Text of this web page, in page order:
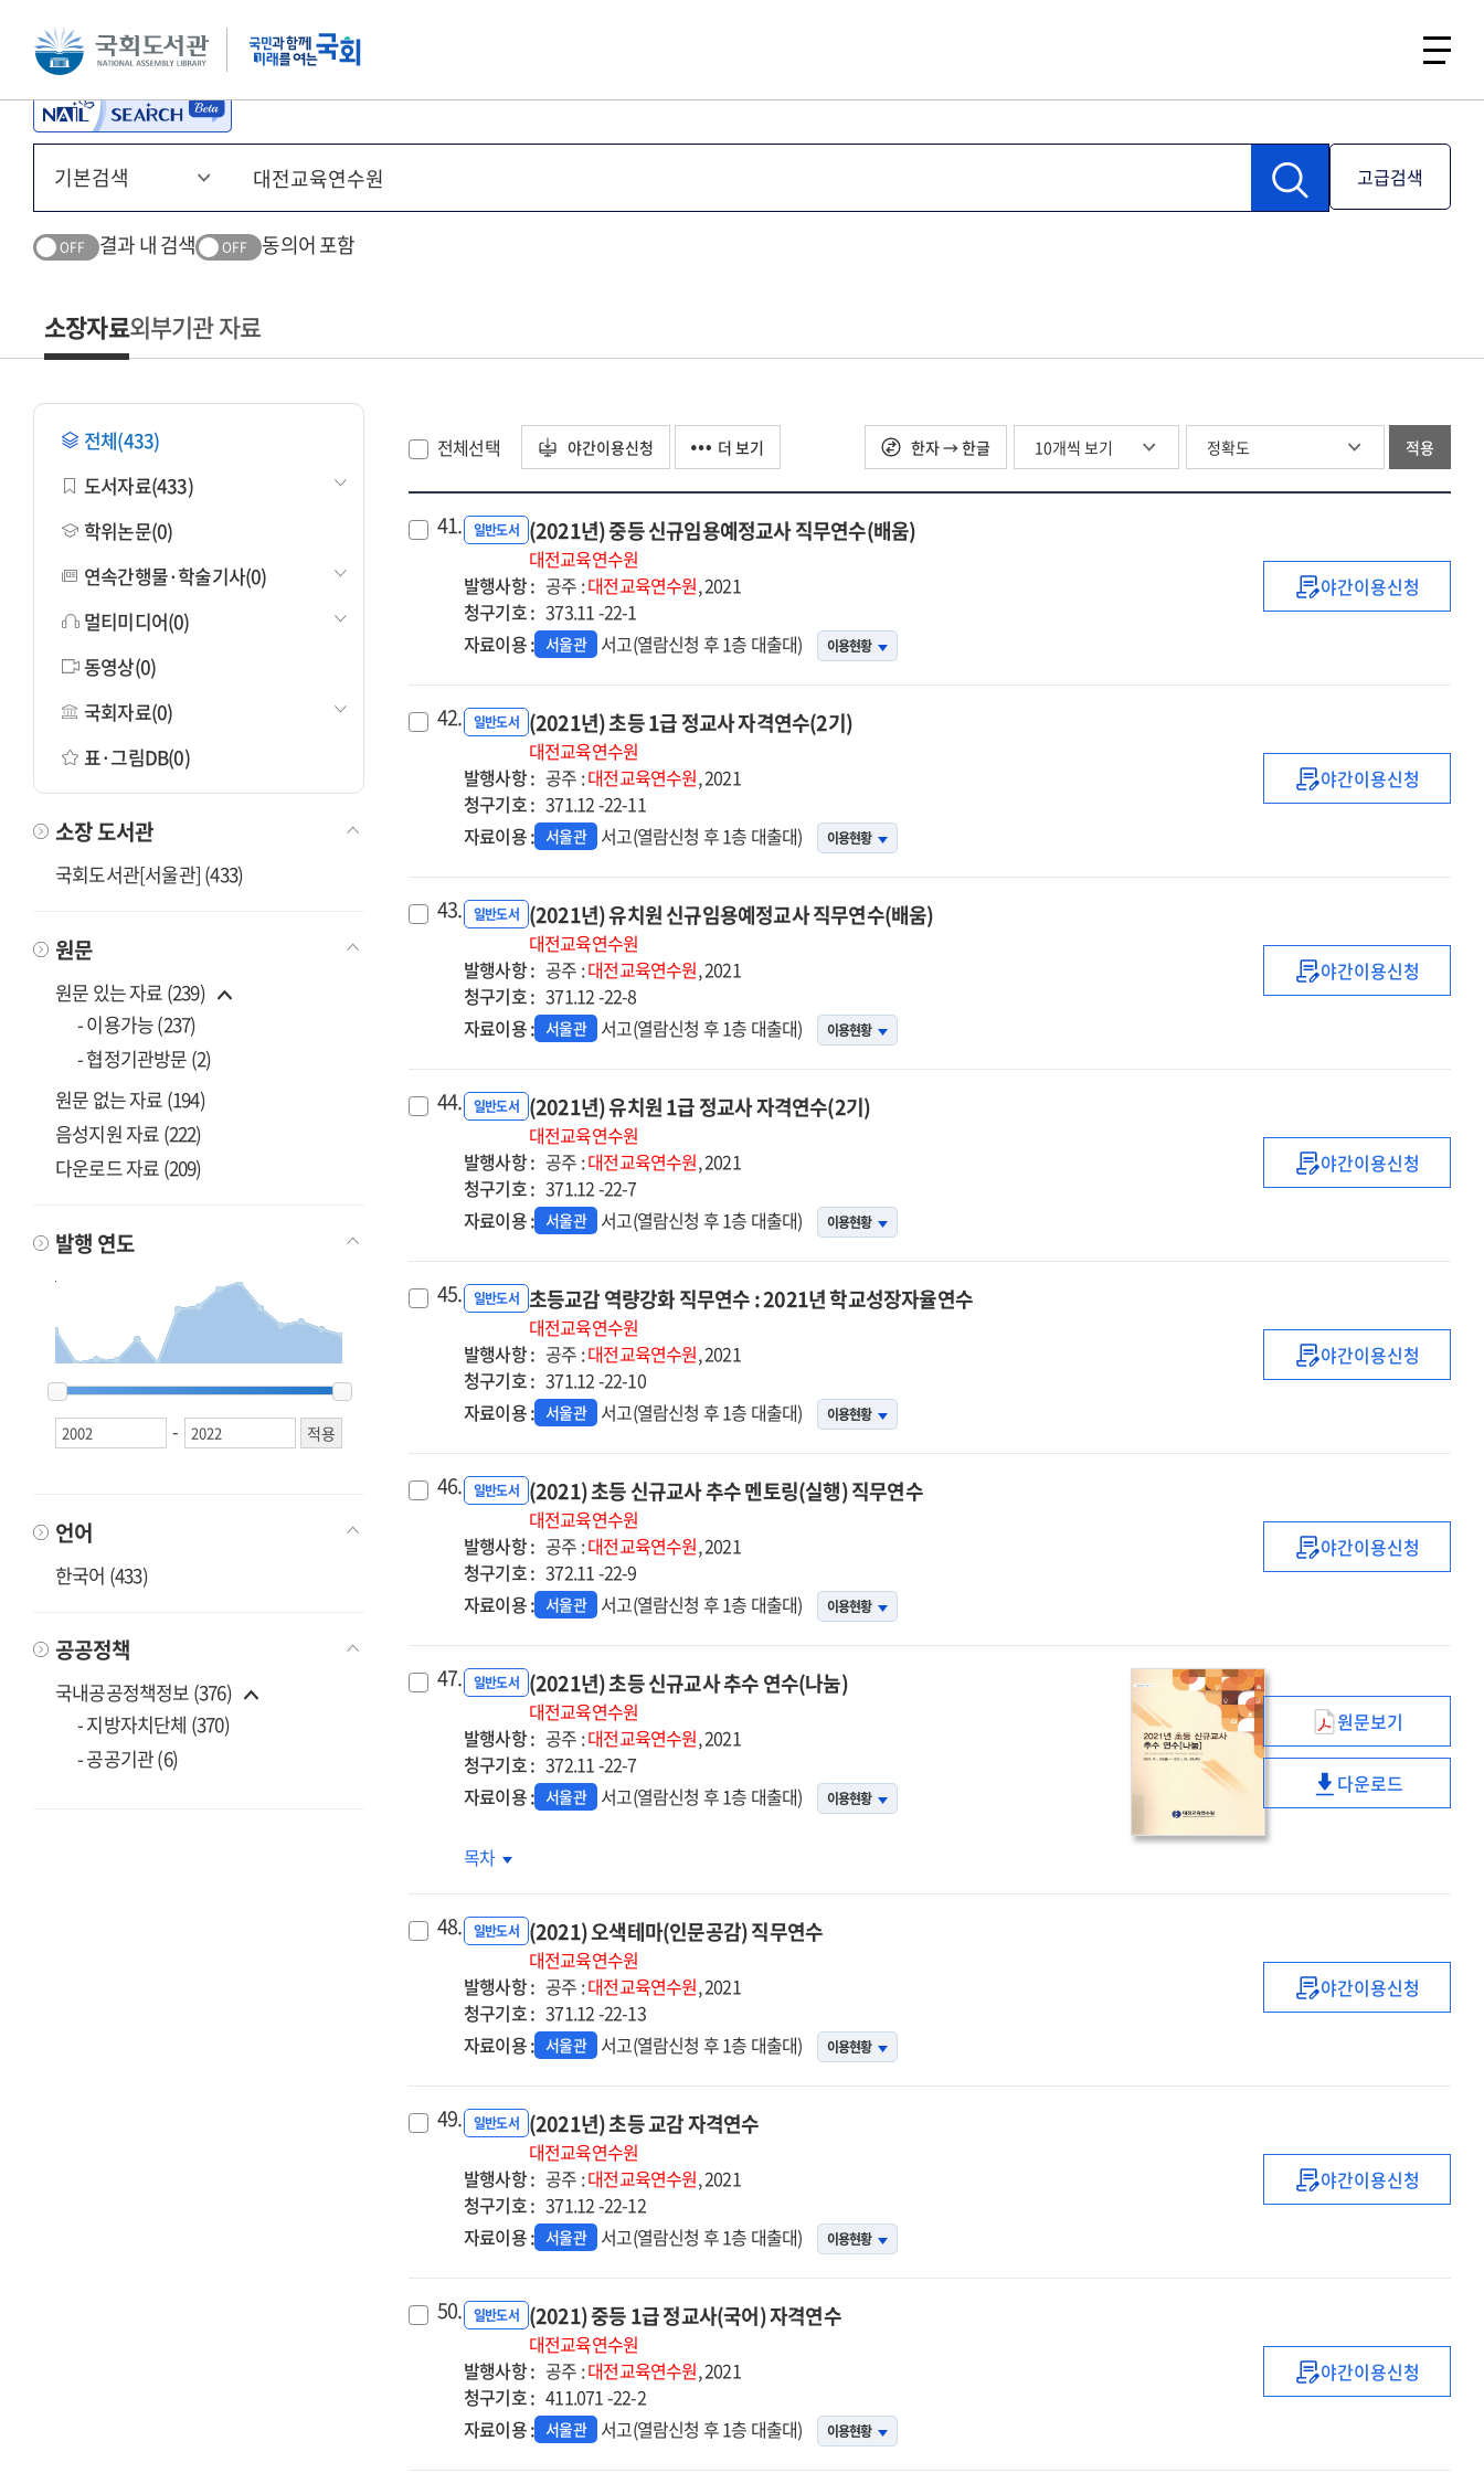
본문 바로가기 주메뉴 바로가기
고급검색
OFF 결과 내 검색 OFF 동의어 포함
소장자료외부기관 자료
전체(433)
도서자료(433)
학위논문(0)
연속간행물·학술기사(0)
멀티미디어(0)
동영상(0)
국회자료(0)
표·그림DB(0)
소장 도서관
국회도서관[서울관] (433)
원문
원문 있는 자료 (239)
- 이용가능 (237)
- 협정기관방문 (2)
원문 없는 자료 (194)
음성지원 자료 (222)
다운로드 자료 (209)
발행 연도
-
언어
한국어 (433)
공공정책
국내공공정책정보 (376)
- 지방자치단체 (370)
- 공공기관 (6)
전체선택 야간이용신청 더 보기 한자 → 한글 적용
41. 일반도서 (2021년) 중등 신규임용예정교사 직무연수(배움)
대전교육연수원
발행사항 : 공주 :대전교육연수원, 2021
청구기호 : 373.11 -22-1
자료이용 : 서울관 서고(열람신청 후 1층 대출대) 이용현황
(2021년)
야간이용신청
42. 일반도서 (2021년) 초등 1급 정교사 자격연수(2기)
대전교육연수원
발행사항 : 공주 :대전교육연수원, 2021
청구기호 : 371.12 -22-11
자료이용 : 서울관 서고(열람신청 후 1층 대출대) 이용현황
(2021년)
야간이용신청
43. 일반도서 (2021년) 유치원 신규임용예정교사 직무연수(배움)
대전교육연수원
발행사항 : 공주 :대전교육연수원, 2021
청구기호 : 371.12 -22-8
자료이용 : 서울관 서고(열람신청 후 1층 대출대) 이용현황
(2021년)
야간이용신청
44. 일반도서 (2021년) 유치원 1급 정교사 자격연수(2기)
대전교육연수원
발행사항 : 공주 :대전교육연수원, 2021
청구기호 : 371.12 -22-7
자료이용 : 서울관 서고(열람신청 후 1층 대출대) 이용현황
(2021년)
야간이용신청
45. 일반도서 초등교감 역량강화 직무연수 : 2021년 학교성장자율연수
대전교육연수원
발행사항 : 공주 :대전교육연수원, 2021
청구기호 : 371.12 -22-10
자료이용 : 서울관 서고(열람신청 후 1층 대출대) 이용현황
초등교감
야간이용신청
46. 일반도서 (2021) 초등 신규교사 추수 멘토링(실행) 직무연수
대전교육연수원
발행사항 : 공주 :대전교육연수원, 2021
청구기호 : 372.11 -22-9
자료이용 : 서울관 서고(열람신청 후 1층 대출대) 이용현황
(2021)
(실행)
직무연수
야간이용신청
47. 일반도서 (2021년) 초등 신규교사 추수 연수(나눔)
대전교육연수원
발행사항 : 공주 :대전교육연수원, 2021
청구기호 : 372.11 -22-7
자료이용 : 서울관 서고(열람신청 후 1층 대출대) 이용현황
(2021년)
초등
신규교사
추수
원문보기
(2021년)
다운로드
(2021년)
추수
(나눔)
목차
48. 일반도서 (2021) 오색테마(인문공감) 직무연수
대전교육연수원
발행사항 : 공주 :대전교육연수원, 2021
청구기호 : 371.12 -22-13
자료이용 : 서울관 서고(열람신청 후 1층 대출대) 이용현황
(2021)
야간이용신청
49. 일반도서 (2021년) 초등 교감 자격연수
대전교육연수원
발행사항 : 공주 :대전교육연수원, 2021
청구기호 : 371.12 -22-12
자료이용 : 서울관 서고(열람신청 후 1층 대출대) 이용현황
(2021년)
야간이용신청
50. 일반도서 (2021) 중등 1급 정교사(국어) 자격연수
대전교육연수원
발행사항 : 공주 :대전교육연수원, 2021
청구기호 : 411.071 -22-2
자료이용 : 서울관 서고(열람신청 후 1층 대출대) 이용현황
(2021)
야간이용신청